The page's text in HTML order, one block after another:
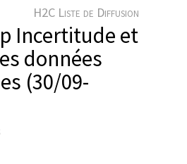
H2C Liste de Diffusion
Incertitude et
données
(30/09-